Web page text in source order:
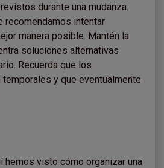
durante una mudanza.
recomendamos intentar
manera posible. Mantén la
soluciones alternativas
Recuerda que los
y que eventualmente
hemos visto cómo organizar una